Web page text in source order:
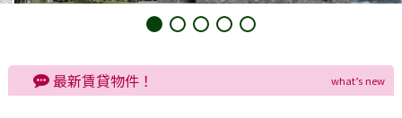
最新賃貸物件！ what’s new